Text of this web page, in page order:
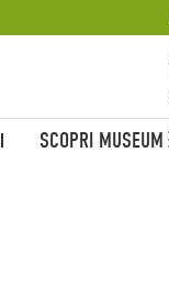
SCOPRI MUSEUM